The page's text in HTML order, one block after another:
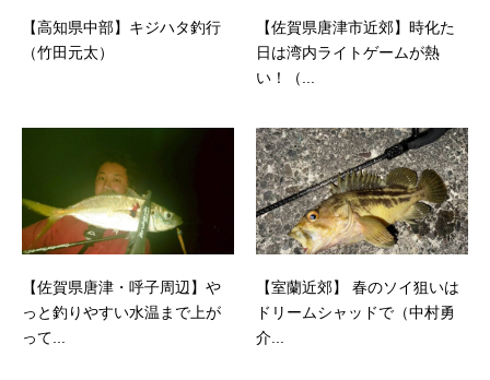
【高知県中部】キジハタ釣行
（竹田元太）
【佐賀県唐津市近郊】時化た
日は湾内ライトゲームが熱
い！（...
【佐賀県唐津・呼子周辺】や
っと釣りやすい水温まで上が
って...
【室蘭近郊】 春のソイ狙いは
ドリームシャッドで（中村勇
介...